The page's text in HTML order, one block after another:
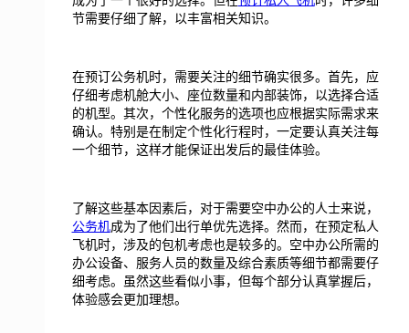
节需要仔细了解，以丰富相关知识。
在预订公务机时，需要关注的细节确实很多。首先，应
仔细考虑机舱大小、座位数量和内部装饰，以选择合适
的机型。其次，个性化服务的选项也应根据实际需求来
确认。特别是在制定个性化行程时，一定要认真关注每
一个细节，这样才能保证出发后的最佳体验。
了解这些基本因素后，对于需要空中办公的人士来说，
公务机成为了他们出行单优先选择。然而，在预定私人
飞机时，涉及的包机考虑也是较多的。空中办公所需的
办公设备、服务人员的数量及综合素质等细节都需要仔
细考虑。虽然这些看似小事，但每个部分认真掌握后，
体验感会更加理想。